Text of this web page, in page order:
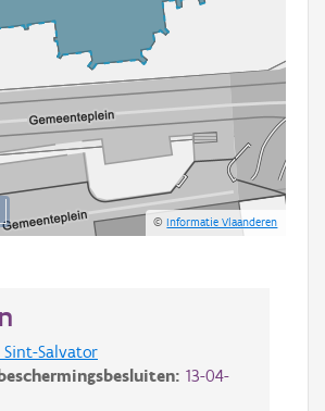
©Informatie Vlaanderen
Salvator
13-04-